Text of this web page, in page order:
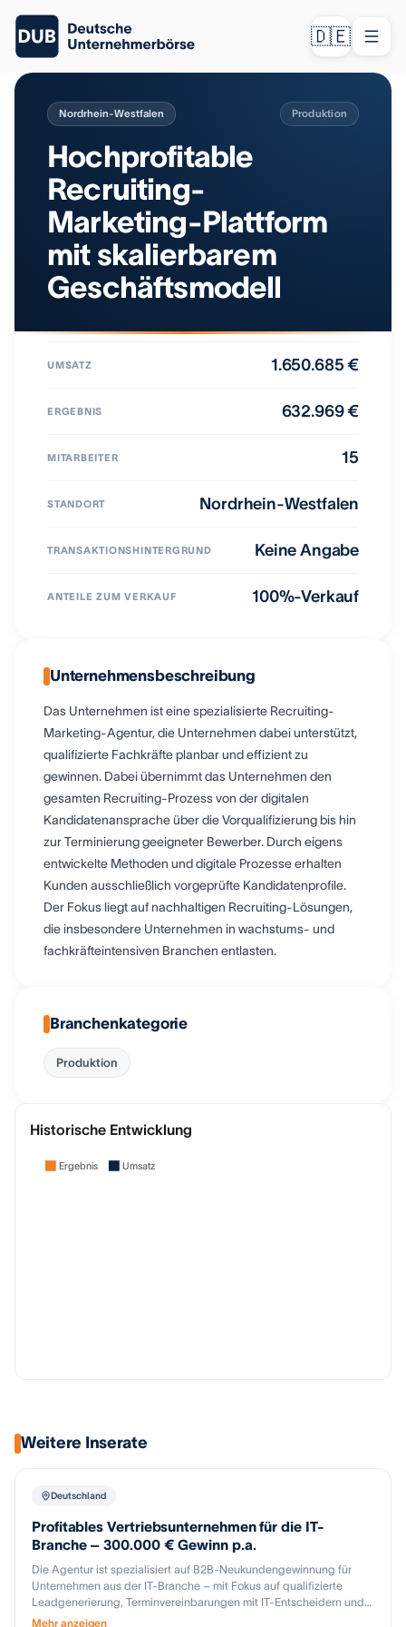
🇩🇪
Nordrhein-Westfalen Produktion
Hochprofitable
Recruiting-
Marketing-Plattform
mit skalierbarem
Geschäftsmodell
UMSATZ 1.650.685 €
ERGEBNIS 632.969 €
MITARBEITER 15
STANDORT Nordrhein-Westfalen
TRANSAKTIONSHINTERGRUND Keine Angabe
ANTEILE ZUM VERKAUF 100%-Verkauf
Unternehmensbeschreibung
Das Unternehmen ist eine spezialisierte Recruiting-
Marketing-Agentur, die Unternehmen dabei unterstützt,
qualifizierte Fachkräfte planbar und effizient zu
gewinnen. Dabei übernimmt das Unternehmen den
gesamten Recruiting-Prozess von der digitalen
Kandidatenansprache über die Vorqualifizierung bis hin
zur Terminierung geeigneter Bewerber. Durch eigens
entwickelte Methoden und digitale Prozesse erhalten
Kunden ausschließlich vorgeprüfte Kandidatenprofile.
Der Fokus liegt auf nachhaltigen Recruiting-Lösungen,
die insbesondere Unternehmen in wachstums- und
fachkräfteintensiven Branchen entlasten.
Branchenkategorie
Produktion
Historische Entwicklung
Ergebnis Umsatz
Weitere Inserate
Deutschland
Profitables Vertriebsunternehmen für die IT-
Branche – 300.000 € Gewinn p.a.
Die Agentur ist spezialisiert auf B2B-Neukundengewinnung für
Unternehmen aus der IT-Branche – mit Fokus auf qualifizierte
Leadgenerierung, Terminvereinbarungen mit IT-Entscheidern und
den Aufbau planbarer Vertriebspipelines. Ein erfahrenes Team von
Mehr anzeigen